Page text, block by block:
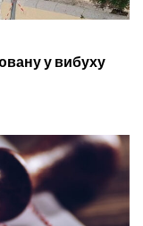
у вибуху